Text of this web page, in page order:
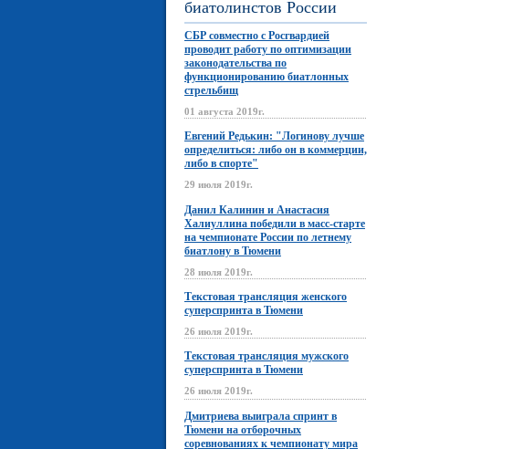
биатолинстов России
СБР совместно с Росгвардией
проводит работу по оптимизации
законодательства по
функционированию биатлонных
стрельбищ
01 августа 2019г.
Евгений Редькин: "Логинову лучше
определиться: либо он в коммерции,
либо в спорте"
29 июля 2019г.
Данил Калинин и Анастасия
Халиуллина победили в масс-старте
на чемпионате России по летнему
биатлону в Тюмени
28 июля 2019г.
Текстовая трансляция женского
суперспринта в Тюмени
26 июля 2019г.
Текстовая трансляция мужского
суперспринта в Тюмени
26 июля 2019г.
Дмитриева выиграла спринт в
Тюмени на отборочных
соревнованиях к чемпионату мира